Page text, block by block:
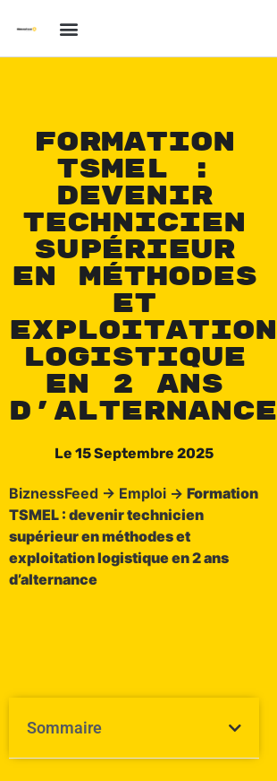
Formation
TSMEL :
devenir
technicien
supérieur
en méthodes
et
exploitation
logistique
en 2 ans
d’alternance
Le 15 Septembre 2025
BiznessFeed → Emploi → Formation
TSMEL : devenir technicien
supérieur en méthodes et
exploitation logistique en 2 ans
d’alternance
Sommaire